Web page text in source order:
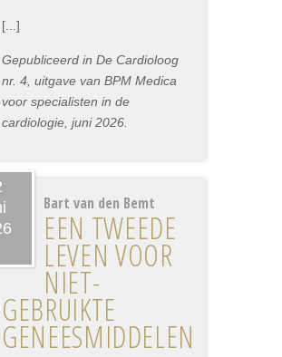
[...]
Gepubliceerd in De Cardioloog
nr. 4, uitgave van BPM Medica
voor specialisten in de
cardiologie, juni 2026.
Bart van den Bemt
EEN TWEEDE
LEVEN VOOR
NIET-
GEBRUIKTE
GENEESMIDDELEN